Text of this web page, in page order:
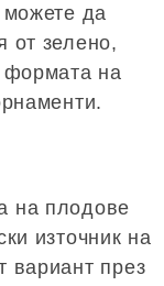
да
от зелено,
формата на
на плодове
източник на
вариант през